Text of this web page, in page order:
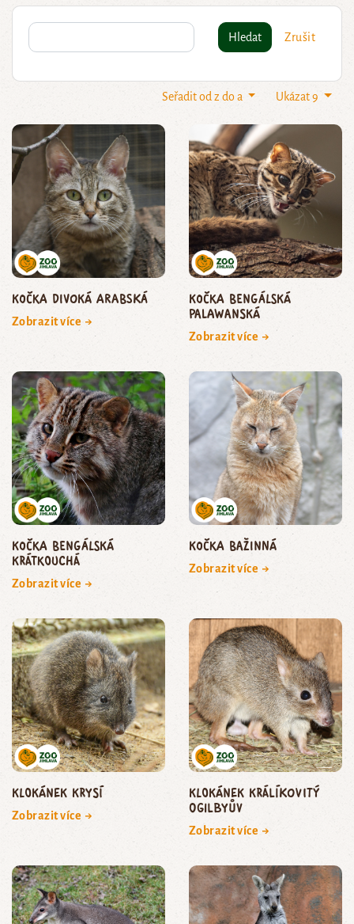
Hledat Zrušit
Ukázat 9
Seřadit od z do a
kočka divoká arabská
Zobrazit více →
kočka bengálská
palawanská
Zobrazit více →
kočka bengálská
krátkouchá
Zobrazit více →
kočka bažinná
Zobrazit více →
klokánek krysí
Zobrazit více →
klokánek králíkovitý
Ogilbyův
Zobrazit více →